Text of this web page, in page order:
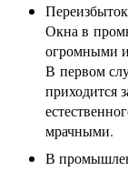
Окна в
огромными
В первом
приходится
мрачными.
В